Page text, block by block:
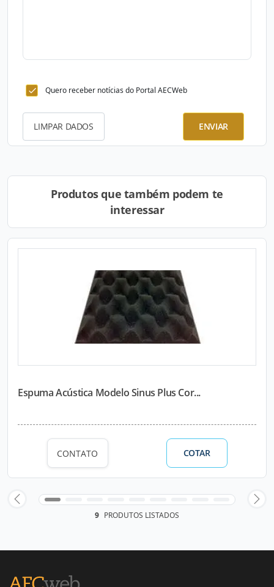
Quero receber notícias do Portal AECWeb
LIMPAR DADOS ENVIAR
Produtos que também podem te
interessar
Espuma Acústica Modelo Sinus Plus Cor...
CONTATO COTAR
9 PRODUTOS LISTADOS